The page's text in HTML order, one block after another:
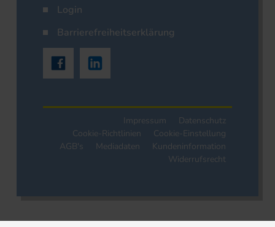
Login
Barrierefreiheitserklärung
Impressum
Datenschutz
Cookie-Richtlinien
Cookie-Einstellung
AGB's
Mediadaten
Kundeninformation
Widerrufsrecht